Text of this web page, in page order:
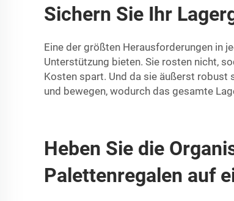
Sichern Sie Ihr
Eine der größten Herausforderungen in
Unterstützung bieten. Sie rosten nicht,
Kosten spart. Und da sie äußerst robust
und bewegen, wodurch das gesamte
Heben Sie die
Palettenregalen auf